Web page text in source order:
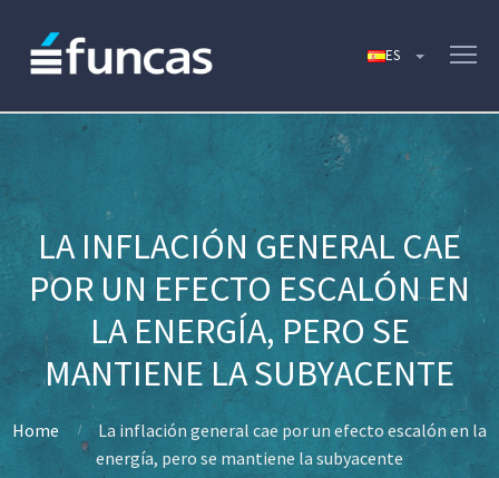
LA INFLACIÓN GENERAL CAE
POR UN EFECTO ESCALÓN EN
LA ENERGÍA, PERO SE
MANTIENE LA SUBYACENTE
Home
La inflación general cae por un efecto escalón en la
energía, pero se mantiene la subyacente